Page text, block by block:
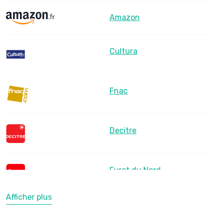
Amazon
Cultura
Fnac
Decitre
Furet du Nord
Afficher plus